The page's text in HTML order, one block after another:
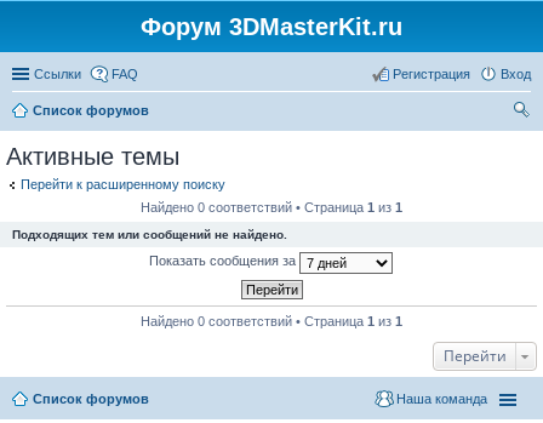
Форум 3DMasterKit.ru
Ссылки FAQ Вход
Регистрация
Список форумов
Активные темы
Перейти к расширенному поиску
Найдено 0 соответствий • Страница 1 из 1
Подходящих тем или сообщений не найдено.
Показать сообщения за
Найдено 0 соответствий • Страница 1 из 1
Перейти
Список форумов Наша команда